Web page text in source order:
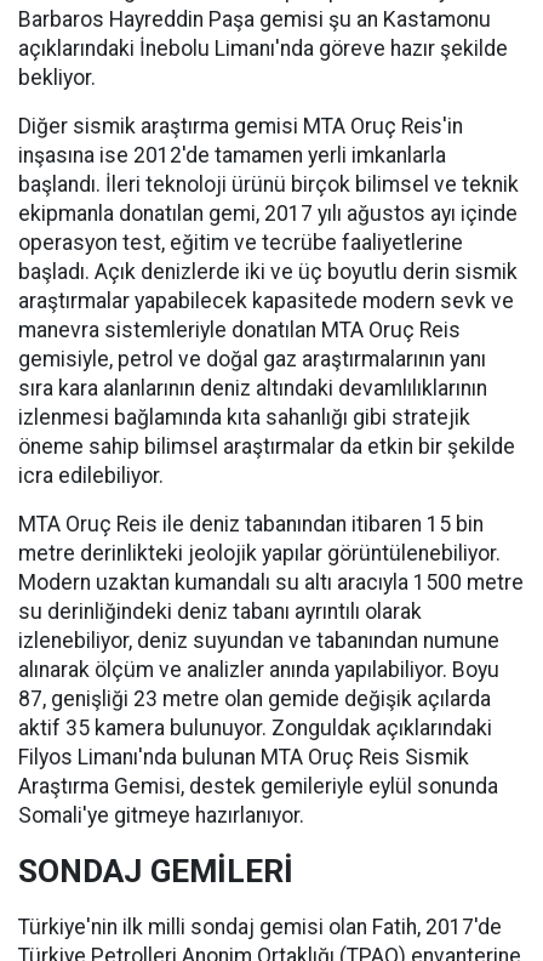
Barbaros Hayreddin Paşa gemisi şu an Kastamonu
açıklarındaki İnebolu Limanı'nda göreve hazır şekilde
bekliyor.
Diğer sismik araştırma gemisi MTA Oruç Reis'in
inşasına ise 2012'de tamamen yerli imkanlarla
başlandı. İleri teknoloji ürünü birçok bilimsel ve teknik
ekipmanla donatılan gemi, 2017 yılı ağustos ayı içinde
operasyon test, eğitim ve tecrübe faaliyetlerine
başladı. Açık denizlerde iki ve üç boyutlu derin sismik
araştırmalar yapabilecek kapasitede modern sevk ve
manevra sistemleriyle donatılan MTA Oruç Reis
gemisiyle, petrol ve doğal gaz araştırmalarının yanı
sıra kara alanlarının deniz altındaki devamlılıklarının
izlenmesi bağlamında kıta sahanlığı gibi stratejik
öneme sahip bilimsel araştırmalar da etkin bir şekilde
icra edilebiliyor.
MTA Oruç Reis ile deniz tabanından itibaren 15 bin
metre derinlikteki jeolojik yapılar görüntülenebiliyor.
Modern uzaktan kumandalı su altı aracıyla 1500 metre
su derinliğindeki deniz tabanı ayrıntılı olarak
izlenebiliyor, deniz suyundan ve tabanından numune
alınarak ölçüm ve analizler anında yapılabiliyor. Boyu
87, genişliği 23 metre olan gemide değişik açılarda
aktif 35 kamera bulunuyor. Zonguldak açıklarındaki
Filyos Limanı'nda bulunan MTA Oruç Reis Sismik
Araştırma Gemisi, destek gemileriyle eylül sonunda
Somali'ye gitmeye hazırlanıyor.
SONDAJ GEMİLERİ
Türkiye'nin ilk milli sondaj gemisi olan Fatih, 2017'de
Türkiye Petrolleri Anonim Ortaklığı (TPAO) envanterine